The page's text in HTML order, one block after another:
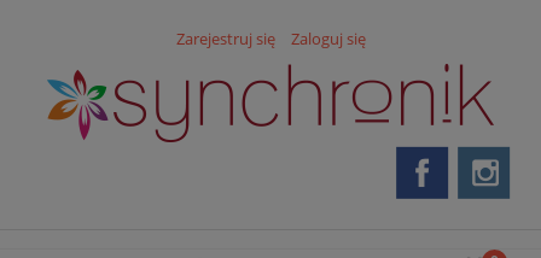
Zarejestruj się Zaloguj się